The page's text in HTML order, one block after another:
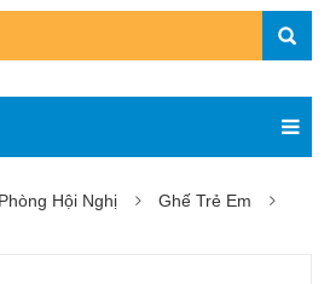
Hội Nghị
Ghế Trẻ Em